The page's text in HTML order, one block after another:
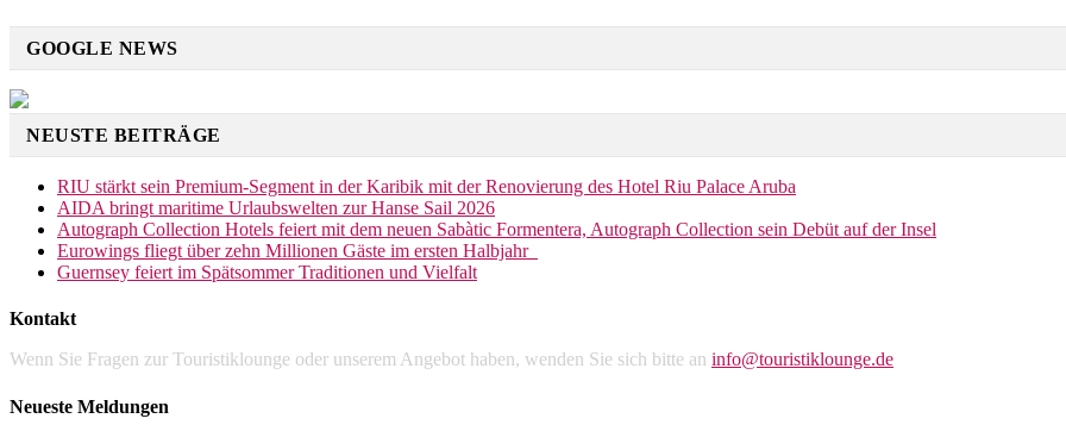
GOOGLE NEWS
NEUSTE BEITRÄGE
RIU stärkt sein Premium-Segment in der Karibik mit der Renovierung des Hotel Riu Palace Aruba
AIDA bringt maritime Urlaubswelten zur Hanse Sail 2026
Autograph Collection Hotels feiert mit dem neuen Sabàtic Formentera, Autograph Collection sein Debüt auf der Insel
Eurowings fliegt über zehn Millionen Gäste im ersten Halbjahr
Guernsey feiert im Spätsommer Traditionen und Vielfalt
Kontakt
Wenn Sie Fragen zur Touristiklounge oder unserem Angebot haben, wenden Sie sich bitte an info@touristiklounge.de
Neueste Meldungen